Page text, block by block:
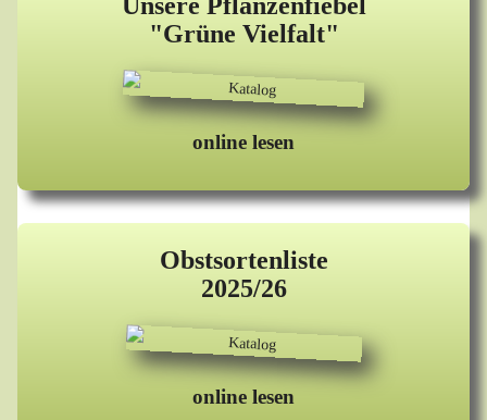
Unsere Pflanzenfiebel
"Grüne Vielfalt"
online lesen
Obstsortenliste
2025/26
online lesen